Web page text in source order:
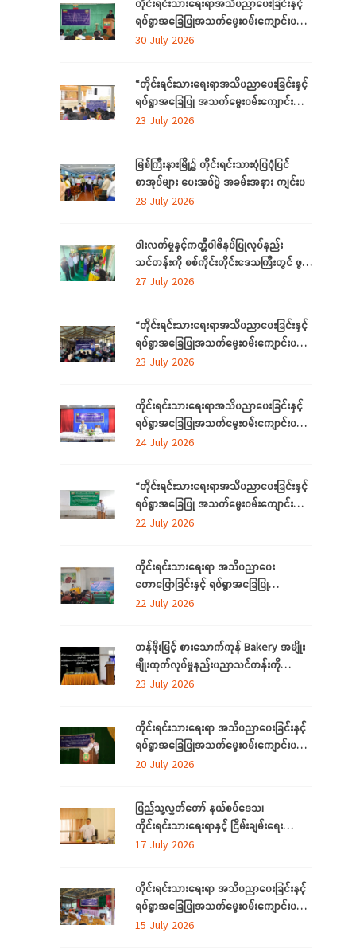
ရပ်ရွာအခြေပြုအသက်မွေးဝမ်းကျောင်းပညာ
လိုအပ်ချက်တို့ကို ဆန်းစစ်စီမံခြင်းအစီအစဉ်
30 July 2026
“တိုင်းရင်းသားရေးရာအသိပညာပေးခြင်းနှင့်
ရပ်ရွာအခြေပြု အသက်မွေးဝမ်းကျောင်း
ပညာ လိုအပ်ချက် ဆန်းစစ်စီမံခြင်း
23 July 2026
မြစ်ကြီးနားမြို့၌ တိုင်းရင်းသားပုံပြပုံပြင်
စာအုပ်များ ပေးအပ်ပွဲ အခမ်းအနား ကျင်းပ
28 July 2026
ဝါးလက်မှုနှင့်ကတ္တီပါဖိနပ်ပြုလုပ်နည်း
သင်တန်းကို စစ်ကိုင်းတိုင်းဒေသကြီးတွင် ဖွင့်
လှစ်
27 July 2026
“တိုင်းရင်းသားရေးရာအသိပညာပေးခြင်းနှင့်
ရပ်ရွာအခြေပြုအသက်မွေးဝမ်းကျောင်းပညာ
လိုအပ်ချက်တို့ကို ဆန်းစစ်စီမံခြင်း
23 July 2026
တိုင်းရင်းသားရေးရာအသိပညာပေးခြင်းနှင့်
ရပ်ရွာအခြေပြုအသက်မွေးဝမ်းကျောင်းပညာ
လိုအပ်ချက်တို့ကို ဆန်းစစ်စီမံခြင်းအစီအစဉ်
24 July 2026
“တိုင်းရင်းသားရေးရာအသိပညာပေးခြင်းနှင့်
ရပ်ရွာအခြေပြု အသက်မွေးဝမ်းကျောင်း
ပညာလိုအပ်ချက် ဆန်းစစ်စီမံခြင်း
22 July 2026
တိုင်းရင်းသားရေးရာ အသိပညာပေး
ဟောပြောခြင်းနှင့် ရပ်ရွာအခြေပြု
အသက်မွေးဝမ်းကျောင်း ပညာလိုအပ်ချက်တို့
22 July 2026
တန်ဖိုးမြင့် စားသောက်ကုန် Bakery အမျိုး
မျိုးထုတ်လုပ်မှုနည်းပညာသင်တန်းကို
စစ်ကိုင်းတိုင်းဒေသကြီး၊ လဟယ်မြို့၌ ဖွင့်လှစ်
23 July 2026
တိုင်းရင်းသားရေးရာ အသိပညာပေးခြင်းနှင့်
ရပ်ရွာအခြေပြုအသက်မွေးဝမ်းကျောင်းပညာ
လိုအပ်ချက်များကို ဆန်းစစ်စီမံခြင်း
20 July 2026
ပြည်သူ့လွှတ်တော် နယ်စပ်ဒေသ၊
တိုင်းရင်းသားရေးရာနှင့် ငြိမ်းချမ်းရေး
ကော်မတီနှင့် တိုင်းရင်းသားလူမျိုးများရေးရာ
17 July 2026
တိုင်းရင်းသားရေးရာ အသိပညာပေးခြင်းနှင့်
ရပ်ရွာအခြေပြုအသက်မွေးဝမ်းကျောင်းပညာ
လိုအပ်ချက်တို့ကို ဆန်းစစ်စီမံခြင်း အစီအစဉ်
15 July 2026